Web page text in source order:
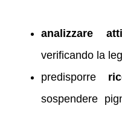
analizzare
verificando la
predisporre
sospendere